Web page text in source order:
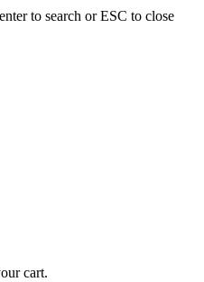
to search or ESC to close
cart.